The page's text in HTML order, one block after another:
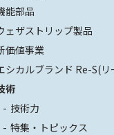
能部品
ェザストリップ製品
価値事業
シカルブランド Re-S(リ
術
技術力
特集・トピックス